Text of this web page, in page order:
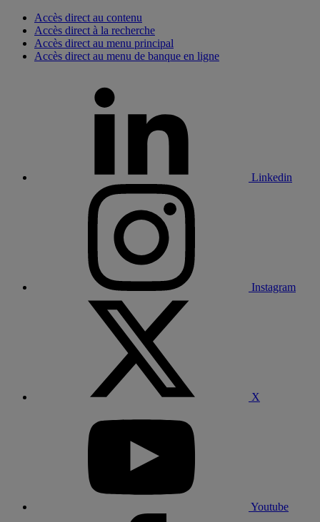
Accès direct au contenu
Accès direct à la recherche
Accès direct au menu principal
Accès direct au menu de banque en ligne
Linkedin
Instagram
X
Youtube